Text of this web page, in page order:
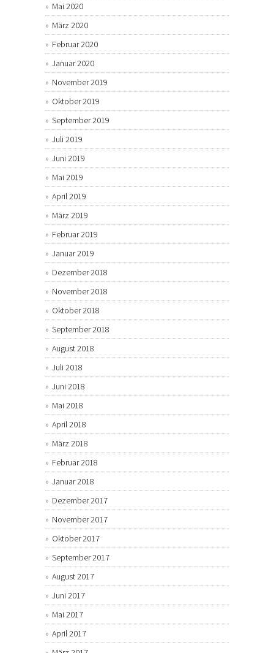
Mai 2020
März 2020
Februar 2020
Januar 2020
November 2019
Oktober 2019
September 2019
Juli 2019
Juni 2019
Mai 2019
April 2019
März 2019
Februar 2019
Januar 2019
Dezember 2018
November 2018
Oktober 2018
September 2018
August 2018
Juli 2018
Juni 2018
Mai 2018
April 2018
März 2018
Februar 2018
Januar 2018
Dezember 2017
November 2017
Oktober 2017
September 2017
August 2017
Juni 2017
Mai 2017
April 2017